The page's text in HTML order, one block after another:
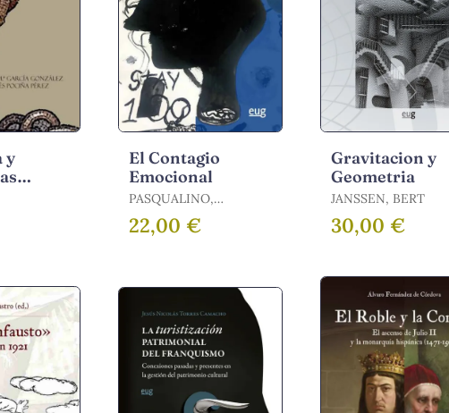
y
El Contagio
Emocional
PASQUALINO,
CATERINA
22,00 €
Gravitacion y
Geometria
JANSSEN, BERT
30,00 €